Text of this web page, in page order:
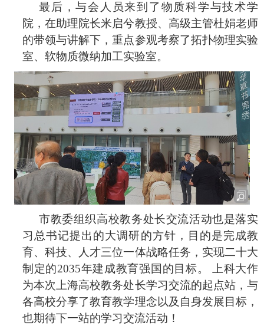
最后，与会人员来到了物质科学与技术学
院，在助理院长米启兮教授、高级主管杜娟老师
的带领与讲解下，重点参观考察了拓扑物理实验
室、软物质微纳加工实验室。
市教委组织高校教务处长交流活动也是落实
习总书记提出的大调研的方针，目的是完成教
育、科技、人才三位一体战略任务，实现二十大
制定的2035年建成教育强国的目标。 上科大作
为本次上海高校教务处长学习交流的起点站，与
各高校分享了教育教学理念以及自身发展目标，
也期待下一站的学习交流活动！